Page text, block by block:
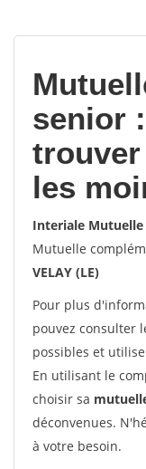
senior
les
Interiale Mutuelle
Mutuelle
VELAY (LE)
Pour plus
pouvez consulter
possibles et
En utilisant le
choisir sa
déconvenues.
à votre besoin.